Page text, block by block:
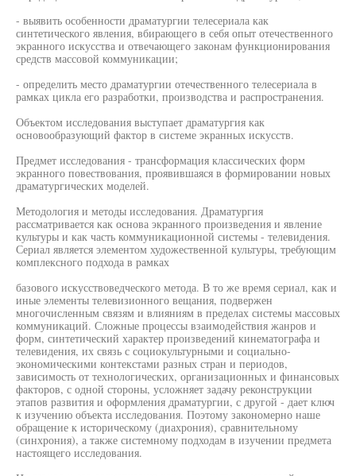
- выявить особенности драматургии телесериала как
синтетического явления, вбирающего в себя опыт отечественного
экранного искусства и отвечающего законам функционирования
средств массовой коммуникации;
- определить место драматургии отечественного телесериала в
рамках цикла его разработки, производства и распространения.
Объектом исследования выступает драматургия как
основообразующий фактор в системе экранных искусств.
Предмет исследования - трансформация классических форм
экранного повествования, проявившаяся в формировании новых
драматургических моделей.
Методология и методы исследования. Драматургия
рассматривается как основа экранного произведения и явление
культуры и как часть коммуникационной системы - телевидения.
Сериал является элементом художественной культуры, требующим
комплексного подхода в рамках
базового искусствоведческого метода. В то же время сериал, как и
иные элементы телевизионного вещания, подвержен
многочисленным связям и влияниям в пределах системы массовых
коммуникаций. Сложные процессы взаимодействия жанров и
форм, синтетический характер произведений кинематографа и
телевидения, их связь с социокультурными и социально-
экономическими контекстами разных стран и периодов,
зависимость от технологических, организационных и финансовых
факторов, с одной стороны, усложняет задачу реконструкции
этапов развития и оформления драматургии, с другой - дает ключ
к изучению объекта исследования. Поэтому закономерно наше
обращение к историческому (диахрония), сравнительному
(синхрония), а также системному подходам в изучении предмета
настоящего исследования.